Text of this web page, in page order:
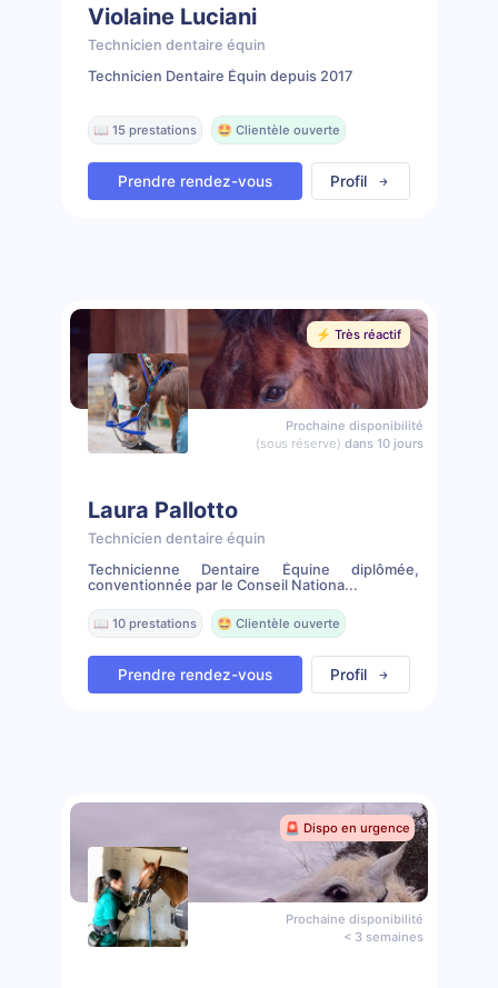
Violaine Luciani
Technicien dentaire équin
Technicien Dentaire Équin depuis 2017
📖 15 prestations 🤩 Clientèle ouverte
Prendre rendez-vous Profil
⚡️ Très réactif
Prochaine disponibilité
(sous réserve) dans 10 jours
Laura Pallotto
Technicien dentaire équin
Technicienne Dentaire Équine diplômée,
conventionnée par le Conseil Nationa...
📖 10 prestations 🤩 Clientèle ouverte
Prendre rendez-vous Profil
🚨 Dispo en urgence
Prochaine disponibilité
< 3 semaines